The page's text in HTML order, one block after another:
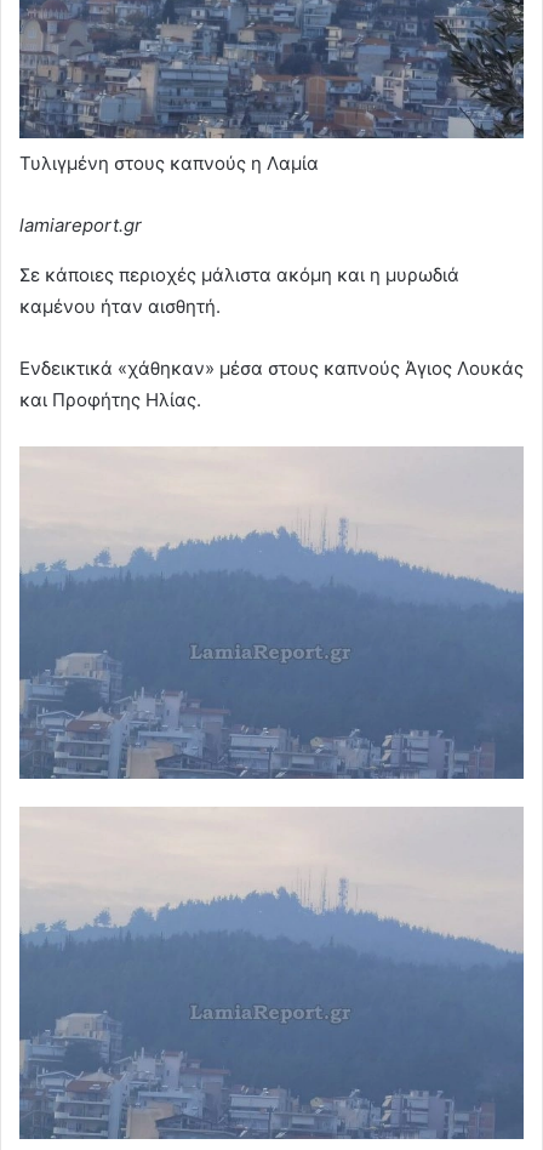
Τυλιγμένη στους καπνούς η Λαμία
lamiareport.gr
Σε κάποιες περιοχές μάλιστα ακόμη και η μυρωδιά
καμένου ήταν αισθητή.
Ενδεικτικά «χάθηκαν» μέσα στους καπνούς Άγιος Λουκάς
και Προφήτης Ηλίας.